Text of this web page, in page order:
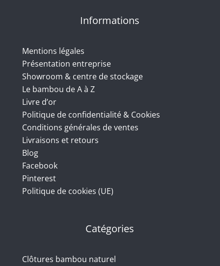
Informations
Mentions légales
Présentation entreprise
Showroom & centre de stockage
Le bambou de A à Z
Livre d’or
Politique de confidentialité & Cookies
Conditions générales de ventes
Livraisons et retours
Blog
Facebook
Pinterest
Politique de cookies (UE)
Catégories
Clôtures bambou naturel